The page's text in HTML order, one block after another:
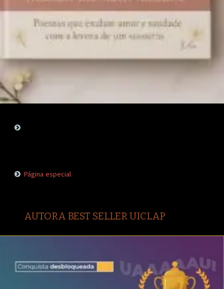
Página especial
AUTORA BEST SELLER UICLAP